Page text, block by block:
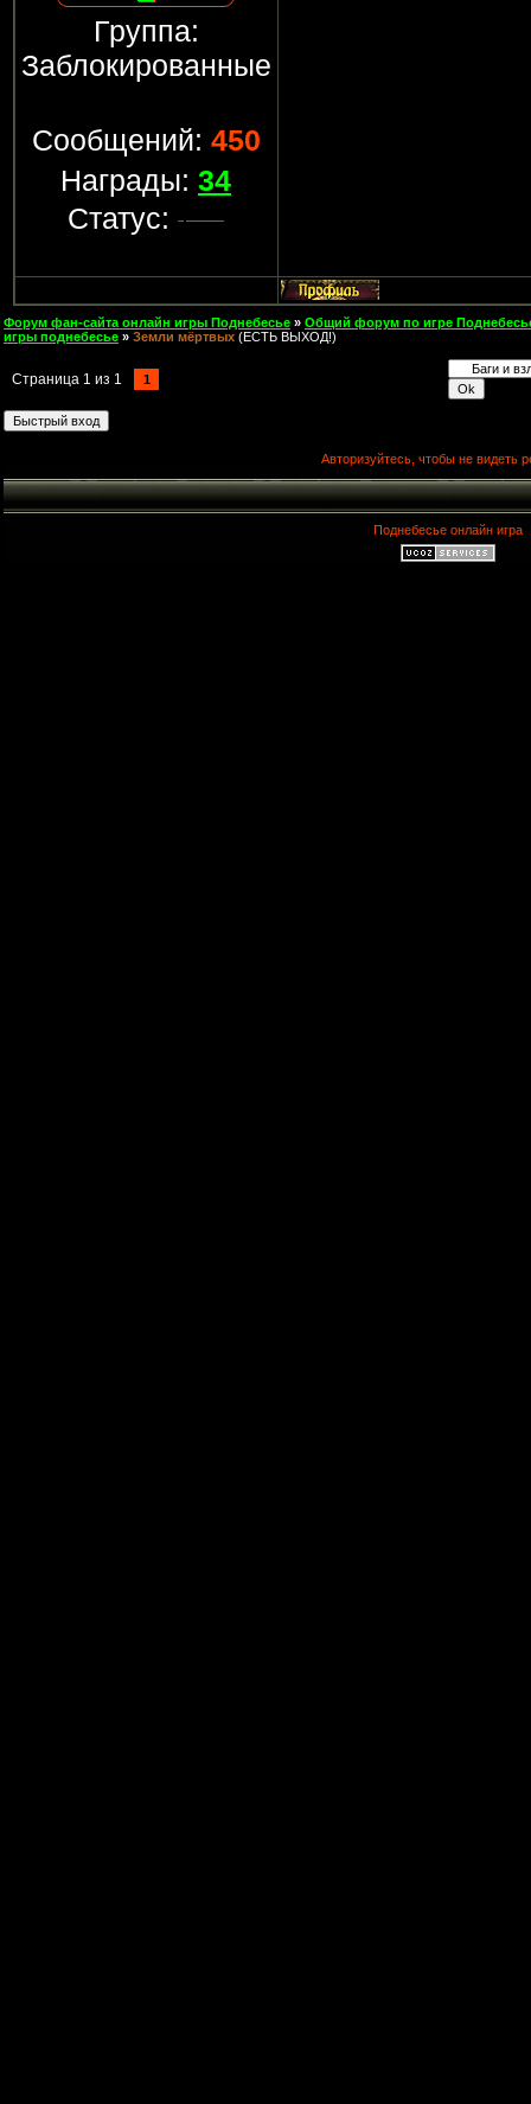
Группа:
Заблокированные
Сообщений: 450
Награды: 34
Статус:
Форум фан-сайта онлайн игры Поднебесье » Общий форум по игре
игры поднебесье » Земли мёртвых (ЕСТЬ ВЫХОД!)
Страница 1 из 1 1
Авторизуйтесь, чтобы не видеть
Поднебесье онлайн игра